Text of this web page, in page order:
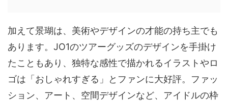
加えて景瑚は、美術やデザインの才能の持ち主でも
あります。JO1のツアーグッズのデザインを手掛け
たこともあり、独特な感性で描かれるイラストやロ
ゴは「おしゃれすぎる」とファンに大好評。ファッ
ション、アート、空間デザインなど、アイドルの枠